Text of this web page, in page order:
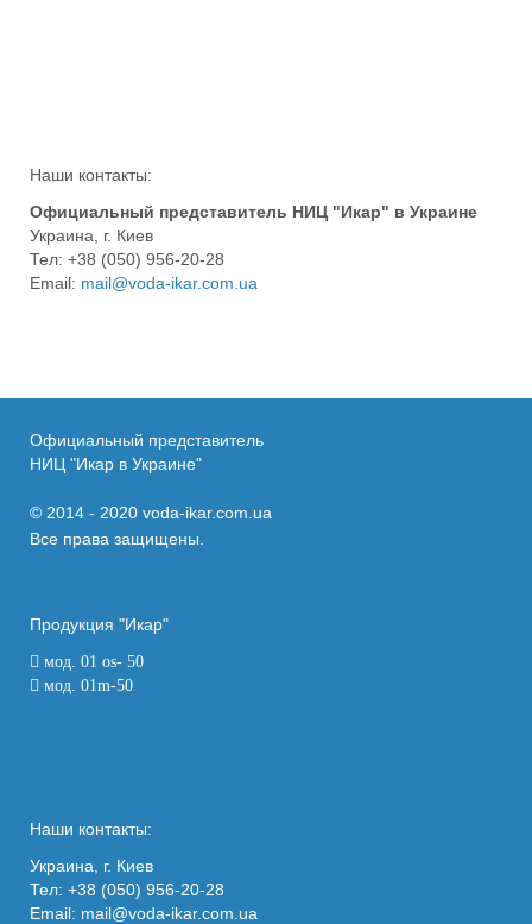
Наши контакты:
Официальный представитель НИЦ "Икар" в Украине
Украина, г. Киев
Тел: +38 (050) 956-20-28
Email: mail@voda-ikar.com.ua
Официальный представитель
НИЦ "Икар в Украине"
© 2014 - 2020 voda-ikar.com.ua
Все права защищены.
Продукция "Икар"
мод. 01 os- 50
мод. 01m-50
Наши контакты:
Украина, г. Киев
Тел: +38 (050) 956-20-28
Email: mail@voda-ikar.com.ua